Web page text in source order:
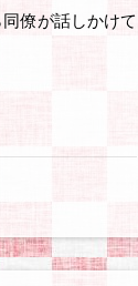
僚が話しかけて